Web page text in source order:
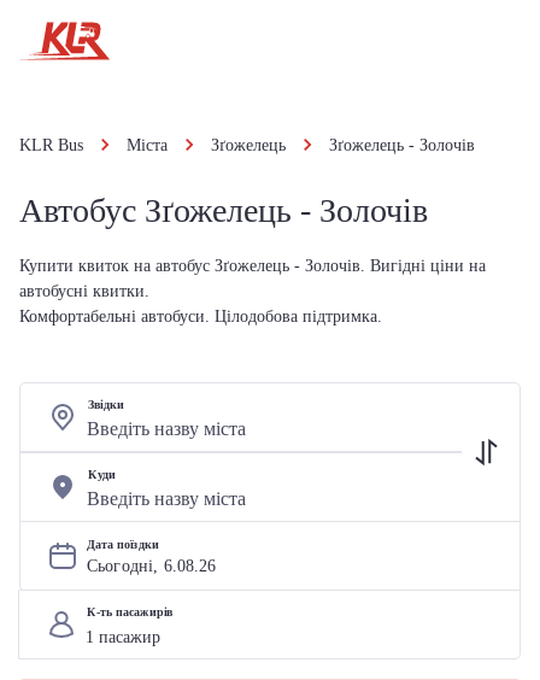
KLR Bus Міста Зґожелець Зґожелець - Золочів
Автобус Зґожелець - Золочів
Купити квиток на автобус Зґожелець - Золочів. Вигідні ціни на
автобусні квитки.
Комфортабельні автобуси. Цілодобова підтримка.
Звідки
Куди
Дата поїздки
Сьогодні, 6.08.26
К-ть пасажирів